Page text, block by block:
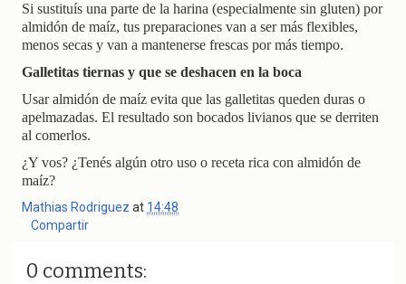
Si sustituís una parte de la harina (especialmente sin gluten) por
almidón de maíz, tus preparaciones van a ser más flexibles,
menos secas y van a mantenerse frescas por más tiempo.
Galletitas tiernas y que se deshacen en la boca
Usar almidón de maíz evita que las galletitas queden duras o
apelmazadas. El resultado son bocados livianos que se derriten
al comerlos.
¿Y vos? ¿Tenés algún otro uso o receta rica con almidón de
maíz?
Mathias Rodriguez at 14:48
Compartir
0 comments: